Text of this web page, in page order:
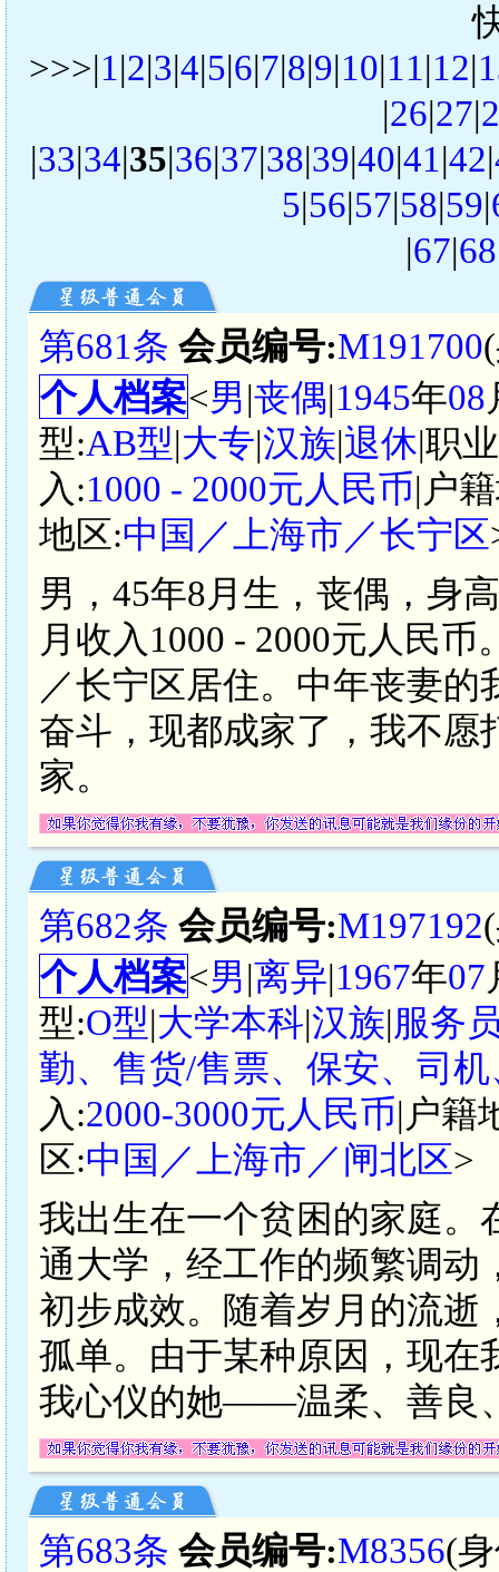
>>>|1|2|3|4|5|6|7|8|9|10|11|12|
|26|27|
|33|34|35|36|37|38|39|40|41|42|
5|56|57|58|59|
|67|68
第681条 会员编号:M191700
个人档案<男|丧偶|1945年08
型:AB型|大专|汉族|退休|职
入:1000 - 2000元人民币|户
地区:中国／上海市／长宁区
男，45年8月生，丧偶，身
月收入1000 - 2000元人民
／长宁区居住。中年丧妻
奋斗，现都成家了，我不愿
家。
第682条 会员编号:M197192
个人档案<男|离异|1967年07
型:O型|大学本科|汉族|服务
勤、售货/售票、保安、司
入:2000-3000元人民币|户籍
区:中国／上海市／闸北区>
我出生在一个贫困的家庭。
通大学，经工作的频繁调动
初步成效。随着岁月的流逝
孤单。由于某种原因，现在
我心仪的她——温柔、善良
第683条 会员编号:M8356(